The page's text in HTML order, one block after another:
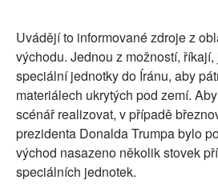
Uvádějí to informované zdroje z
východu. Jednou z možností,
speciální jednotky do Íránu, aby
materiálech ukrytých pod zemí.
scénář realizovat, v případě
prezidenta Donalda Trumpa bylo
východ nasazeno několik stovek
speciálních jednotek.